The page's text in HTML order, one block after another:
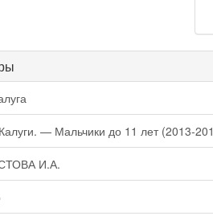
— Мальчики до 11 лет (2013-
И.А.